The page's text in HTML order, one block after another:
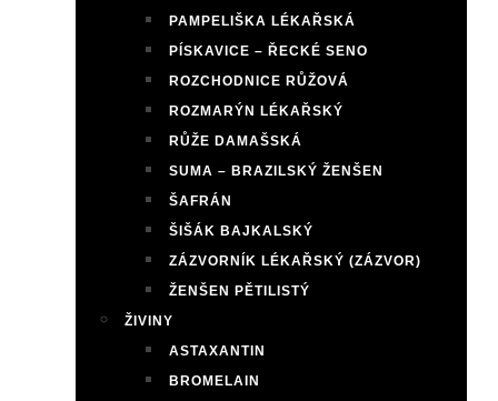
PAMPELIŠKA LÉKAŘSKÁ
PÍSKAVICE – ŘECKÉ SENO
ROZCHODNICE RŮŽOVÁ
ROZMARÝN LÉKAŘSKÝ
RŮŽE DAMAŠSKÁ
SUMA – BRAZILSKÝ ŽENŠEN
ŠAFRÁN
ŠIŠÁK BAJKALSKÝ
ZÁZVORNÍK LÉKAŘSKÝ (ZÁZVOR)
ŽENŠEN PĚTILISTÝ
ŽIVINY
ASTAXANTIN
BROMELAIN